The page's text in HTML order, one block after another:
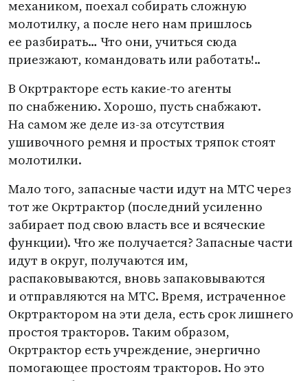
механиком, поехал собирать сложную
молотилку, а после него нам пришлось
ее разбирать… Что они, учиться сюда
приезжают, командовать или работать!..
В Окртракторе есть какие-то агенты
по снабжению. Хорошо, пусть снабжают.
На самом же деле из-за отсутствия
ушивочного ремня и простых тряпок стоят
молотилки.
Мало того, запасные части идут на МТС через
тот же Окртрактор (последний усиленно
забирает под свою власть все и всяческие
функции). Что же получается? Запасные части
идут в округ, получаются им,
распаковываются, вновь запаковываются
и отправляются на МТС. Время, истраченное
Окртрактором на эти дела, есть срок лишнего
простоя тракторов. Таким образом,
Окртрактор есть учреждение, энергично
помогающее простоям тракторов. Но это